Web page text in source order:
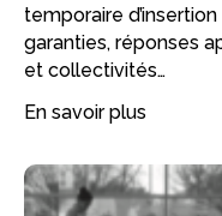
temporaire
garanties, réponses
et collectivités…
En savoir plus